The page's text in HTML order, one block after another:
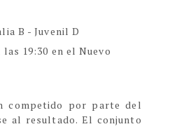
B - Juvenil D
las 19:30 en el Nuevo
competido por parte del
al resultado. El conjunto